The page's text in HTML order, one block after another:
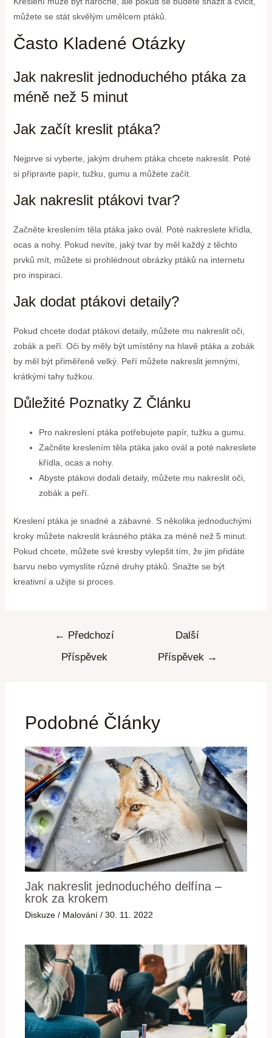
můžete se stát skvělým umělcem ptáků.
Často Kladené Otázky
Jak nakreslit jednoduchého ptáka za
méně než 5 minut
Jak začít kreslit ptáka?
Nejprve si vyberte, jakým druhem ptáka chcete nakreslit. Poté
si připravte papír, tužku, gumu a můžete začít.
Jak nakreslit ptákovi tvar?
Začněte kreslením těla ptáka jako ovál. Poté nakreslete křídla,
ocas a nohy. Pokud nevíte, jaký tvar by měl každý z těchto
prvků mít, můžete si prohlédnout obrázky ptáků na internetu
pro inspiraci.
Jak dodat ptákovi detaily?
Pokud chcete dodat ptákovi detaily, můžete mu nakreslit oči,
zobák a peří. Oči by měly být umístěny na hlavě ptáka a zobák
by měl být přiměřeně velký. Peří můžete nakreslit jemnými,
krátkými tahy tužkou.
Důležité Poznatky Z Článku
Pro nakreslení ptáka potřebujete papír, tužku a gumu.
Začněte kreslením těla ptáka jako ovál a poté nakreslete
křídla, ocas a nohy.
Abyste ptákovi dodali detaily, můžete mu nakreslit oči,
zobák a peří.
Kreslení ptáka je snadné a zábavné. S několika jednoduchými
kroky můžete nakreslit krásného ptáka za méně než 5 minut.
Pokud chcete, můžete své kresby vylepšit tím, že jim přidáte
barvu nebo vymyslíte různé druhy ptáků. Snažte se být
kreativní a užijte si proces.
← Předchozí
Příspěvek
Další
Příspěvek →
Podobné Články
Jak nakreslit jednoduchého delfína –
krok za krokem
Diskuze / Malování /30. 11. 2022